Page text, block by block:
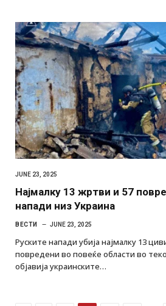
JUNE 23, 2025
Најмалку 13 жртви и 57
напади низ Украина
ВЕСТИ JUNE 23, 2025
Руските напади убија најмалку 13
повредени во повеќе области во
објавија украинските…